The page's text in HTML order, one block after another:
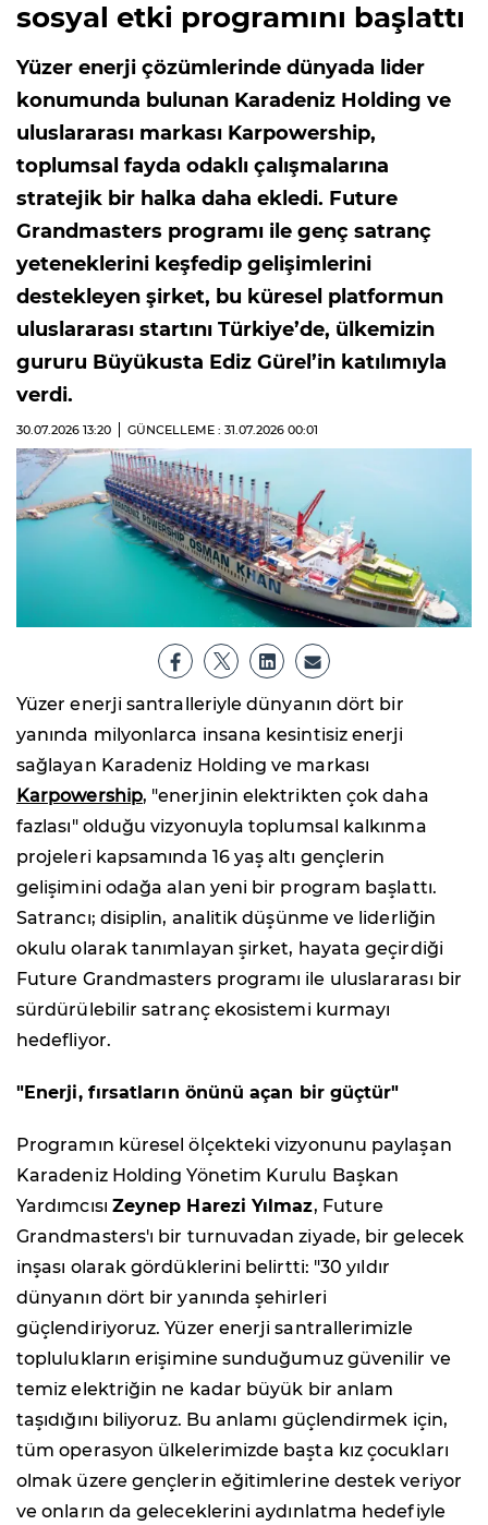
sosyal etki programını başlattı
Yüzer enerji çözümlerinde dünyada lider
konumunda bulunan Karadeniz Holding ve
uluslararası markası Karpowership,
toplumsal fayda odaklı çalışmalarına
stratejik bir halka daha ekledi. Future
Grandmasters programı ile genç satranç
yeteneklerini keşfedip gelişimlerini
destekleyen şirket, bu küresel platformun
uluslararası startını Türkiye’de, ülkemizin
gururu Büyükusta Ediz Gürel’in katılımıyla
verdi.
30.07.2026 13:20 GÜNCELLEME : 31.07.2026 00:01
Yüzer enerji santralleriyle dünyanın dört bir
yanında milyonlarca insana kesintisiz enerji
sağlayan Karadeniz Holding ve markası
Karpowership, "enerjinin elektrikten çok daha
fazlası" olduğu vizyonuyla toplumsal kalkınma
projeleri kapsamında 16 yaş altı gençlerin
gelişimini odağa alan yeni bir program başlattı.
Satrancı; disiplin, analitik düşünme ve liderliğin
okulu olarak tanımlayan şirket, hayata geçirdiği
Future Grandmasters programı ile uluslararası bir
sürdürülebilir satranç ekosistemi kurmayı
hedefliyor.
"Enerji, fırsatların önünü açan bir güçtür"
Programın küresel ölçekteki vizyonunu paylaşan
Karadeniz Holding Yönetim Kurulu Başkan
Yardımcısı Zeynep Harezi Yılmaz, Future
Grandmasters'ı bir turnuvadan ziyade, bir gelecek
inşası olarak gördüklerini belirtti: "30 yıldır
dünyanın dört bir yanında şehirleri
güçlendiriyoruz. Yüzer enerji santrallerimizle
toplulukların erişimine sunduğumuz güvenilir ve
temiz elektriğin ne kadar büyük bir anlam
taşıdığını biliyoruz. Bu anlamı güçlendirmek için,
tüm operasyon ülkelerimizde başta kız çocukları
olmak üzere gençlerin eğitimlerine destek veriyor
ve onların da geleceklerini aydınlatma hedefiyle